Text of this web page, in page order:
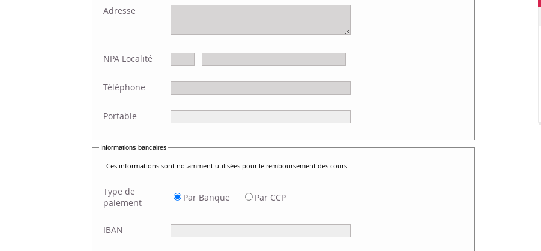
Adresse
NPA Localité
Téléphone
Portable
Informations bancaires
Ces informations sont notamment utilisées pour le remboursement des cours
Type de
paiement
Par Banque Par CCP
IBAN